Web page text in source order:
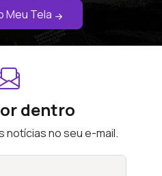
Meu Tela
dentro
notícias no seu e-mail.